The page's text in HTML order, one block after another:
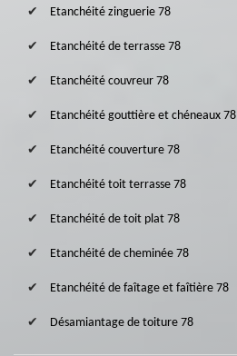
Etanchéité zinguerie 78
Etanchéité de terrasse 78
Etanchéité couvreur 78
Etanchéité gouttière et chéneaux 78
Etanchéité couverture 78
Etanchéité toit terrasse 78
Etanchéité de toit plat 78
Etanchéité de cheminée 78
Etanchéité de faîtage et faîtière 78
Désamiantage de toiture 78